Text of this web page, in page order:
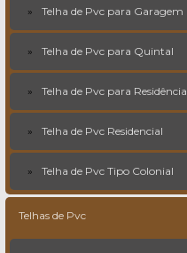
Telha de Pvc para Garagem
Telha de Pvc para Quintal
Telha de Pvc para Residência
Telha de Pvc Residencial
Telha de Pvc Tipo Colonial
Telhas de Pvc